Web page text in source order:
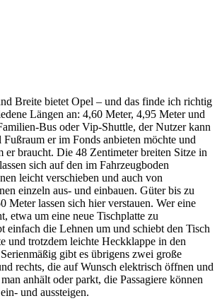
Breite bietet Opel – und das finde ich richtig
Längen an: 4,60 Meter, 4,95 Meter und
Bus oder Vip-Shuttle, der Nutzer kann
er im Fonds anbieten möchte und
er braucht. Die 48 Zentimeter breiten Sitze in
sich auf den im Fahrzeugboden
leicht verschieben und auch von
einzeln aus- und einbauen. Güter bis zu
Meter lassen sich hier verstauen. Wer eine
etwa um eine neue Tischplatte zu
einfach die Lehnen um und schiebt den Tisch
und trotzdem leichte Heckklappe in den
gibt es übrigens zwei große
rechts, die auf Wunsch elektrisch öffnen und
anhält oder parkt, die Passagiere können
und aussteigen.